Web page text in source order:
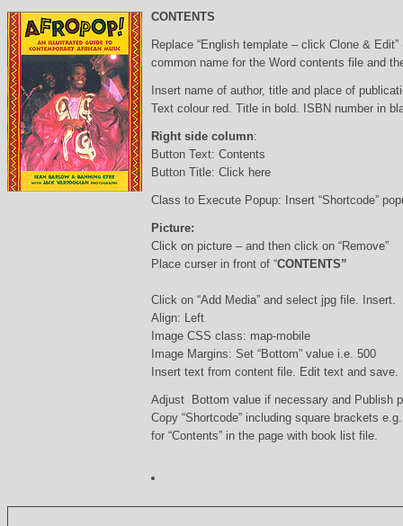
CONTENTS
Replace “English template – click Clone &
common name for the Word contents file and
Insert name of author, title and place of
Text colour red. Title in bold. ISBN number in
Right side column:
Button Text: Contents
Button Title: Click here
Class to Execute Popup: Insert “Shortcode”
Picture:
Click on picture – and then click on “Remove”
Place curser in front of “CONTENTS”
Click on “Add Media” and select jpg file. Insert.
Align: Left
Image CSS class: map-mobile
Image Margins: Set “Bottom” value i.e. 500
Insert text from content file. Edit text and save.
Adjust Bottom value if necessary and Publish
Copy “Shortcode” including square brackets
for “Contents” in the page with book list file.